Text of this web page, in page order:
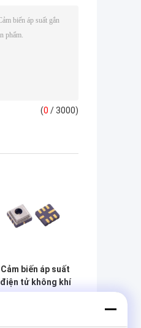
(0 / 3000)
Cảm biến áp suất
điện tử không khí
vi sai XGZP132